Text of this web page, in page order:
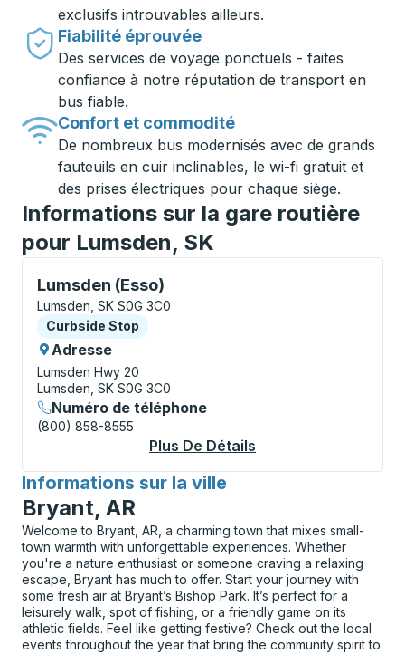
exclusifs introuvables ailleurs.
Fiabilité éprouvée
Des services de voyage ponctuels - faites
confiance à notre réputation de transport en
bus fiable.
Confort et commodité
De nombreux bus modernisés avec de grands
fauteuils en cuir inclinables, le wi-fi gratuit et
des prises électriques pour chaque siège.
Informations sur la gare routière
pour Lumsden, SK
Lumsden (Esso)
Curbside Stop, utilisez les touches fléchées ou la
Lumsden, SK S0G 3C0
Curbside Stop
Curbside Stop
Adresse
Lumsden Hwy 20
Lumsden, SK S0G 3C0
Numéro de téléphone
(800) 858-8555
Plus De Détails
Informations sur la ville
pour
Bryant, AR
Welcome to Bryant, AR, a charming town that mixes small-
town warmth with unforgettable experiences. Whether
you're a nature enthusiast or someone craving a relaxing
escape, Bryant has much to offer. Start your journey with
some fresh air at Bryant’s Bishop Park. It’s perfect for a
leisurely walk, spot of fishing, or a friendly game on its
athletic fields. Feel like getting festive? Check out the local
events throughout the year that bring the community spirit to